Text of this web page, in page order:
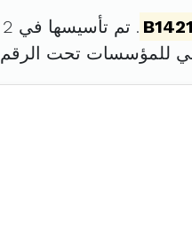
. تم تأسيسها في 2 مارس 1998 برأس مال قدره
للمؤسسات تحت الرقم